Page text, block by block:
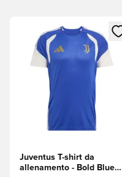
Apre una finestra
Juventus T-shirt da
allenamento - Bold Blue